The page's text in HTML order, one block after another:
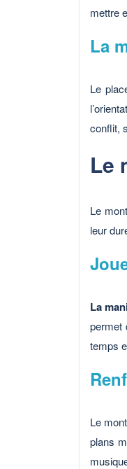
mettre
La
Le
conflit,
Le
Le
leur
La
permet
temps
Le
plans